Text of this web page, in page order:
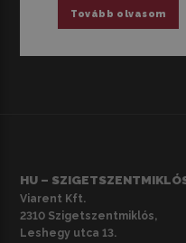
Tovább olvasom
HU –
Viarent Kft.
2310 Szigetszentmiklós,
Leshegy utca 13.